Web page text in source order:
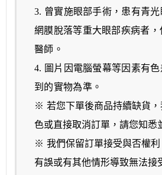
3. 曾實施眼部手術，患有青
網膜脫落等重大眼部疾病者
醫師。
4. 圖片因電腦螢幕等因素有
到的實物為準。
※ 若您下單後商品持續缺貨
色或直接取消訂單，請您知悉
※ 我們保留訂單接受與否權
有誤或有其他情形導致無法接